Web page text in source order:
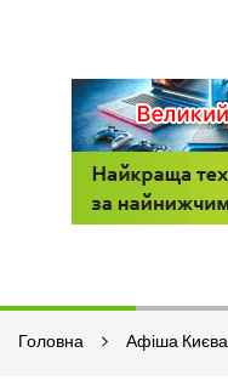
Головна Афіша Києва